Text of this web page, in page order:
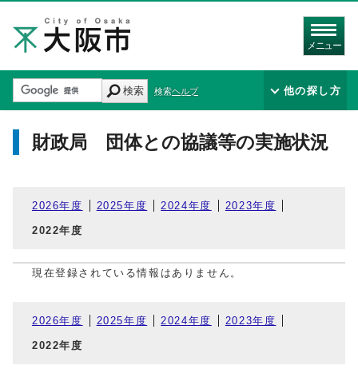
メニュー
検索 検索ヘルプ 他の探し方
財政局 団体との協議等の実施状況
2026年度 2025年度 2024年度 2023年度
2022年度
現在登録されている情報はありません。
2026年度 2025年度 2024年度 2023年度
2022年度